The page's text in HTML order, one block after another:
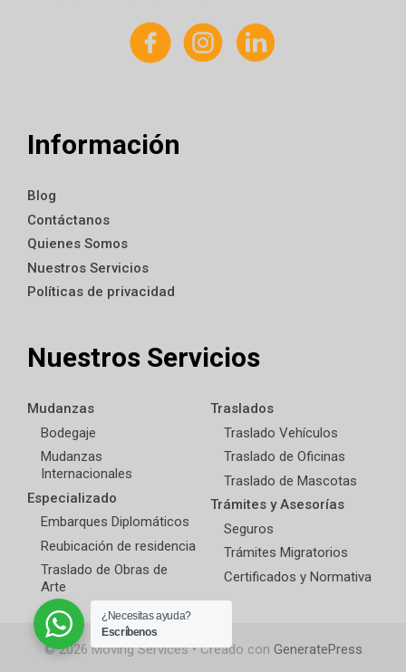
Información
Blog
Contáctanos
Quienes Somos
Nuestros Servicios
Políticas de privacidad
Nuestros Servicios
Mudanzas
Bodegaje
Mudanzas
Internacionales
Especializado
Embarques Diplomáticos
Reubicación de residencia
Traslado de Obras de
Arte
Traslados
Traslado Vehículos
Traslado de Oficinas
Traslado de Mascotas
Trámites y Asesorías
Seguros
Trámites Migratorios
Certificados y Normativa
© 2026 Moving Services• Creado con GeneratePress
¿Necesitas ayuda?
Escríbenos